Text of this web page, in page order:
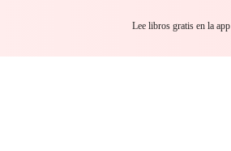
Lee libros gratis en la app